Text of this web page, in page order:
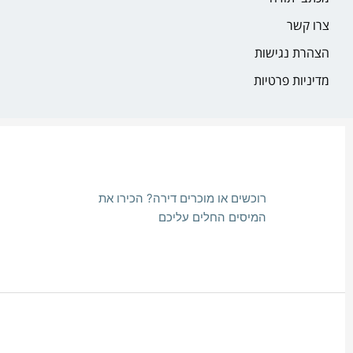
צרו קשר
הצהרת נגישות
מדיניות פרטיות
רוכשים או מוכרים דירה? הכירו את
המיסים החלים עליכם